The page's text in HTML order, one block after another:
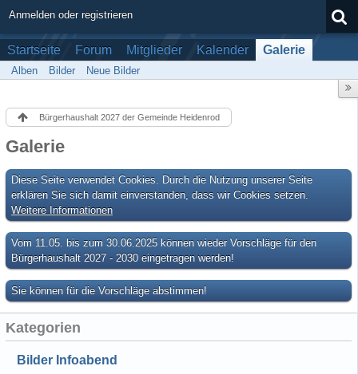
Anmelden oder registrieren
Startseite Forum Mitglieder Kalender Galerie
Alben Bilder Neue Bilder
Bürgerhaushalt 2027 der Gemeinde Heidenrod
Galerie
Diese Seite verwendet Cookies. Durch die Nutzung unserer Seite
erklären Sie sich damit einverstanden, dass wir Cookies setzen.
Weitere Informationen
Vom 11.05. bis zum 30.06.2025 können wieder Vorschläge für den
Bürgerhaushalt 2027 - 2030 eingetragen werden!
Sie können für die Vorschläge abstimmen!
Kategorien
Bilder Infoabend